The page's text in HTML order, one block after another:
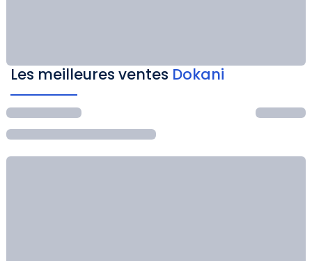
Les meilleures ventes Dokani